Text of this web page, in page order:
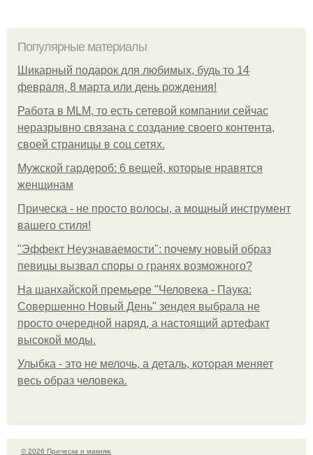
Популярные материалы
Шикарный подарок для любимых, будь то 14
февраля, 8 марта или день рождения!
Работа в MLM, то есть сетевой компании сейчас
неразрывно связана с создание своего контента,
своей страницы в соц сетях.
Мужской гардероб: 6 вещей, которые нравятся
женщинам
Прическа - не просто волосы, а мощный инструмент
вашего стиля!
"Эффект Неузнаваемости": почему новый образ
певицы вызвал споры о гранях возможного?
На шанхайской премьере "Человека - Паука:
Совершенно Новый День" зендея выбрала не
просто очередной наряд, а настоящий артефакт
высокой моды.
Улыбка - это не мелочь, а деталь, которая меняет
весь образ человека.
© 2026 Прическа и макияж